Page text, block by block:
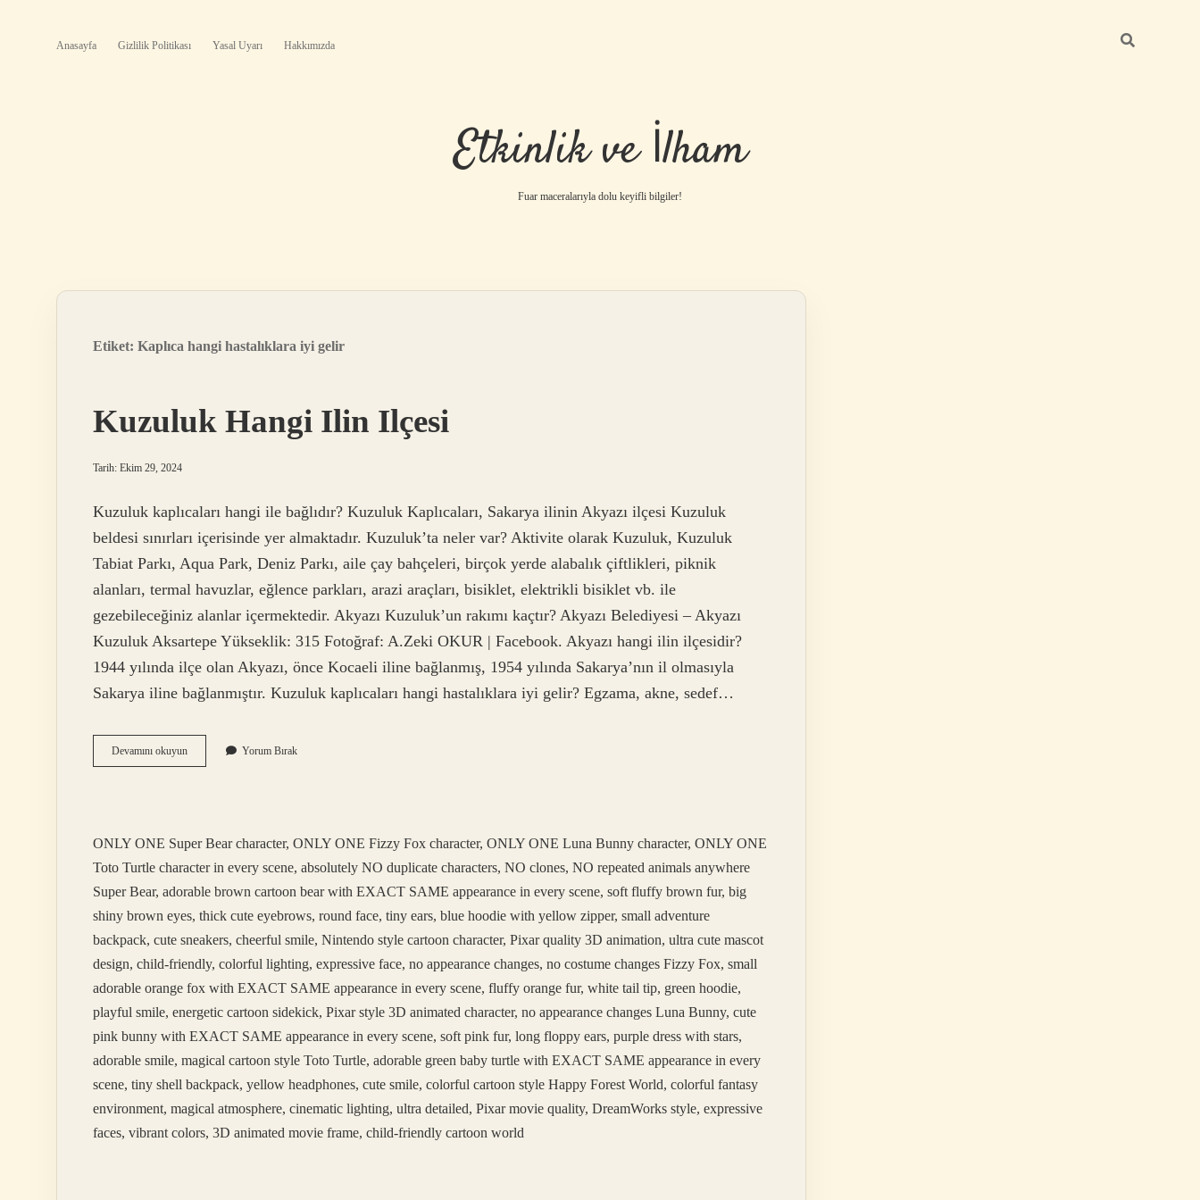
Anasayfa Gizlilik Politikası Yasal Uyarı Hakkımızda
Etkinlik ve İlham
Fuar maceralarıyla dolu keyifli bilgiler!
Etiket: Kaplıca hangi hastalıklara iyi gelir
Kuzuluk Hangi Ilin Ilçesi
Tarih: Ekim 29, 2024
Kuzuluk kaplıcaları hangi ile bağlıdır? Kuzuluk Kaplıcaları, Sakarya ilinin Akyazı ilçesi Kuzuluk
beldesi sınırları içerisinde yer almaktadır. Kuzuluk’ta neler var? Aktivite olarak Kuzuluk, Kuzuluk
Tabiat Parkı, Aqua Park, Deniz Parkı, aile çay bahçeleri, birçok yerde alabalık çiftlikleri, piknik
alanları, termal havuzlar, eğlence parkları, arazi araçları, bisiklet, elektrikli bisiklet vb. ile
gezebileceğiniz alanlar içermektedir. Akyazı Kuzuluk’un rakımı kaçtır? Akyazı Belediyesi – Akyazı
Kuzuluk Aksartepe Yükseklik: 315 Fotoğraf: A.Zeki OKUR | Facebook. Akyazı hangi ilin ilçesidir?
1944 yılında ilçe olan Akyazı, önce Kocaeli iline bağlanmış, 1954 yılında Sakarya’nın il olmasıyla
Sakarya iline bağlanmıştır. Kuzuluk kaplıcaları hangi hastalıklara iyi gelir? Egzama, akne, sedef…
Devamını okuyunKuzuluk
Hangi
Yorum Bırak
ONLY ONE Super Bear character, ONLY ONE Fizzy Fox character, ONLY ONE Luna Bunny character, ONLY ONE
Toto Turtle character in every scene, absolutely NO duplicate characters, NO clones, NO repeated animals anywhere
Super Bear, adorable brown cartoon bear with EXACT SAME appearance in every scene, soft fluffy brown fur, big
shiny brown eyes, thick cute eyebrows, round face, tiny ears, blue hoodie with yellow zipper, small adventure
backpack, cute sneakers, cheerful smile, Nintendo style cartoon character, Pixar quality 3D animation, ultra cute mascot
design, child-friendly, colorful lighting, expressive face, no appearance changes, no costume changes Fizzy Fox, small
adorable orange fox with EXACT SAME appearance in every scene, fluffy orange fur, white tail tip, green hoodie,
playful smile, energetic cartoon sidekick, Pixar style 3D animated character, no appearance changes Luna Bunny, cute
pink bunny with EXACT SAME appearance in every scene, soft pink fur, long floppy ears, purple dress with stars,
adorable smile, magical cartoon style Toto Turtle, adorable green baby turtle with EXACT SAME appearance in every
scene, tiny shell backpack, yellow headphones, cute smile, colorful cartoon style Happy Forest World, colorful fantasy
environment, magical atmosphere, cinematic lighting, ultra detailed, Pixar movie quality, DreamWorks style, expressive
faces, vibrant colors, 3D animated movie frame, child-friendly cartoon world